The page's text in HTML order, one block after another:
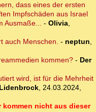
dass eines der ersten
Impfschäden aus Israel
Ausmaße... - Olivia,
auch Menschen. - neptun,
kommen?- Der
wird, ist für die Mehrheit
, 24.03.2024,
kommen nicht aus dieser